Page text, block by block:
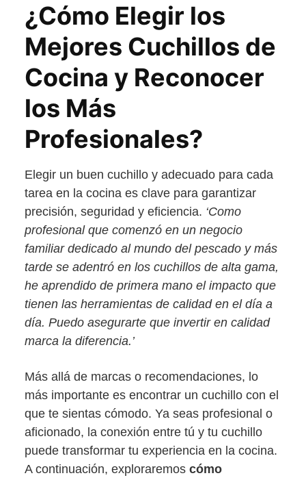
¿Cómo Elegir los
Mejores Cuchillos de
Cocina y Reconocer
los Más
Profesionales?
Elegir un buen cuchillo y adecuado para cada
tarea en la cocina es clave para garantizar
precisión, seguridad y eficiencia. ‘Como
profesional que comenzó en un negocio
familiar dedicado al mundo del pescado y más
tarde se adentró en los cuchillos de alta gama,
he aprendido de primera mano el impacto que
tienen las herramientas de calidad en el día a
día. Puedo asegurarte que invertir en calidad
marca la diferencia.’
Más allá de marcas o recomendaciones, lo
más importante es encontrar un cuchillo con el
que te sientas cómodo. Ya seas profesional o
aficionado, la conexión entre tú y tu cuchillo
puede transformar tu experiencia en la cocina.
A continuación, exploraremos cómo